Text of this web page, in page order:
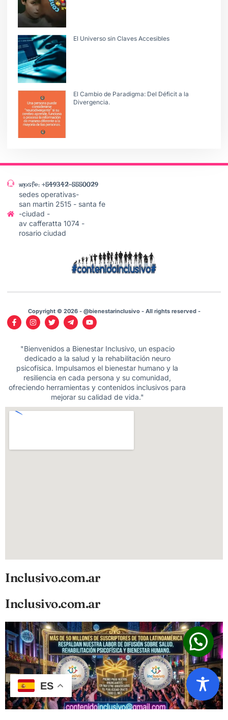
El Universo sin Claves Accesibles
El Cambio de Paradigma: Del Déficit a la
Divergencia.
wpsfe: +549342-5550029
sedes operativas-
san martin 2515 - santa fe
-ciudad -
av cafferatta 1074 -
rosario ciudad
Copyright © 2026 - @bienestarinclusivo - All rights reserved -
"Bienvenidos a Bienestar Inclusivo, un espacio
dedicado a la salud y la rehabilitación neuro
psicofísica. Impulsamos el bienestar humano y la
resiliencia en cada persona y su comunidad,
ofreciendo herramientas y contenidos inclusivos para
mejorar su calidad de vida."
Inclusivo.com.ar
Inclusivo.com.ar
ES